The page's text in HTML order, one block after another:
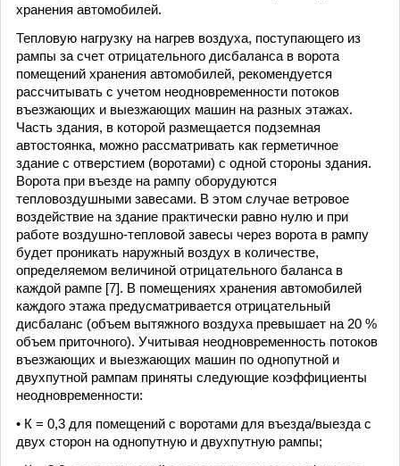
хранения автомобилей.
Тепловую нагрузку на нагрев воздуха, поступающего из
рампы за счет отрицательного дисбаланса в ворота
помещений хранения автомобилей, рекомендуется
рассчитывать с учетом неодновременности потоков
въезжающих и выезжающих машин на разных этажах.
Часть здания, в которой размещается подземная
автостоянка, можно рассматривать как герметичное
здание с отверстием (воротами) с одной стороны здания.
Ворота при въезде на рампу оборудуются
тепловоздушными завесами. В этом случае ветровое
воздействие на здание практически равно нулю и при
работе воздушно-тепловой завесы через ворота в рампу
будет проникать наружный воздух в количестве,
определяемом величиной отрицательного баланса в
каждой рампе [7]. В помещениях хранения автомобилей
каждого этажа предусматривается отрицательный
дисбаланс (объем вытяжного воздуха превышает на 20 %
объем приточного). Учитывая неодновременность потоков
въезжающих и выезжающих машин по однопутной и
двухпутной рампам приняты следующие коэффициенты
неодновременности:
• К = 0,3 для помещений с воротами для въезда/выезда с
двух сторон на однопутную и двухпутную рампы;